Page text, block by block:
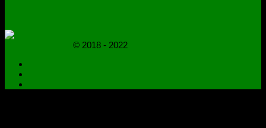
© 2018 - 2022